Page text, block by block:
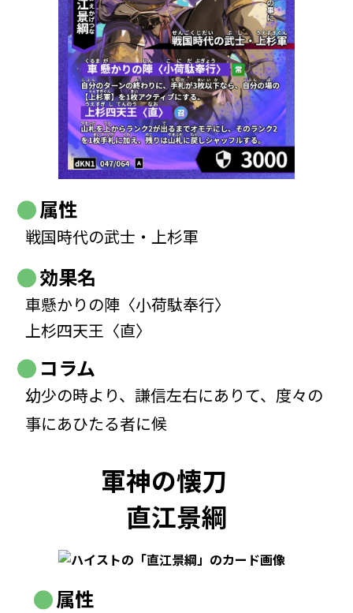
属性
戦国時代の武士・上杉軍
効果名
車懸かりの陣〈小荷駄奉行〉
上杉四天王〈直〉
コラム
幼少の時より、謙信左右にありて、度々の
事にあひたる者に候
軍神の懐刀
直江景綱
属性